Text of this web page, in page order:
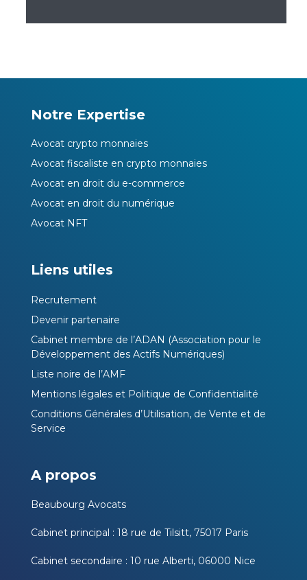
Notre Expertise
Avocat crypto monnaies
Avocat fiscaliste en crypto monnaies
Avocat en droit du e-commerce
Avocat en droit du numérique
Avocat NFT
Liens utiles
Recrutement
Devenir partenaire
Cabinet membre de l’ADAN (Association pour le
Développement des Actifs Numériques)
Liste noire de l’AMF
Mentions légales et Politique de Confidentialité
Conditions Générales d’Utilisation, de Vente et de
Service
A propos
Beaubourg Avocats
Cabinet principal : 18 rue de Tilsitt, 75017 Paris
Cabinet secondaire : 10 rue Alberti, 06000 Nice